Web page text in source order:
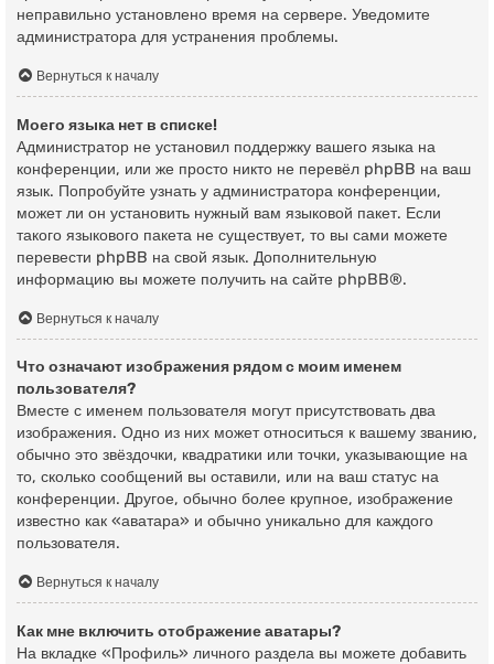
неправильно установлено время на сервере. Уведомите
администратора для устранения проблемы.
Вернуться к началу
Моего языка нет в списке!
Администратор не установил поддержку вашего языка на
конференции, или же просто никто не перевёл phpBB на ваш
язык. Попробуйте узнать у администратора конференции,
может ли он установить нужный вам языковой пакет. Если
такого языкового пакета не существует, то вы сами можете
перевести phpBB на свой язык. Дополнительную
информацию вы можете получить на сайте phpBB®.
Вернуться к началу
Что означают изображения рядом с моим именем
пользователя?
Вместе с именем пользователя могут присутствовать два
изображения. Одно из них может относиться к вашему званию,
обычно это звёздочки, квадратики или точки, указывающие на
то, сколько сообщений вы оставили, или на ваш статус на
конференции. Другое, обычно более крупное, изображение
известно как «аватара» и обычно уникально для каждого
пользователя.
Вернуться к началу
Как мне включить отображение аватары?
На вкладке «Профиль» личного раздела вы можете добавить